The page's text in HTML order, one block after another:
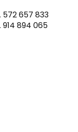
572 657 833
914 894 065